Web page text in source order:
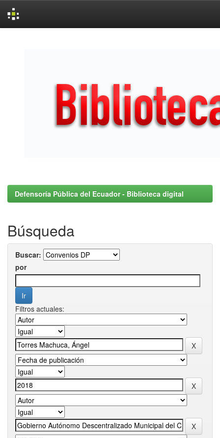
Defensoría Pública del Ecuador - Biblioteca digital
Búsqueda
Buscar:
por
Filtros actuales: